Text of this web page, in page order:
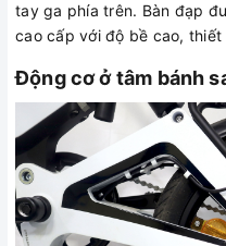
tay ga phía trên. Bàn đạp
cao cấp với độ bề cao, thiết
Động cơ ở tâm bánh